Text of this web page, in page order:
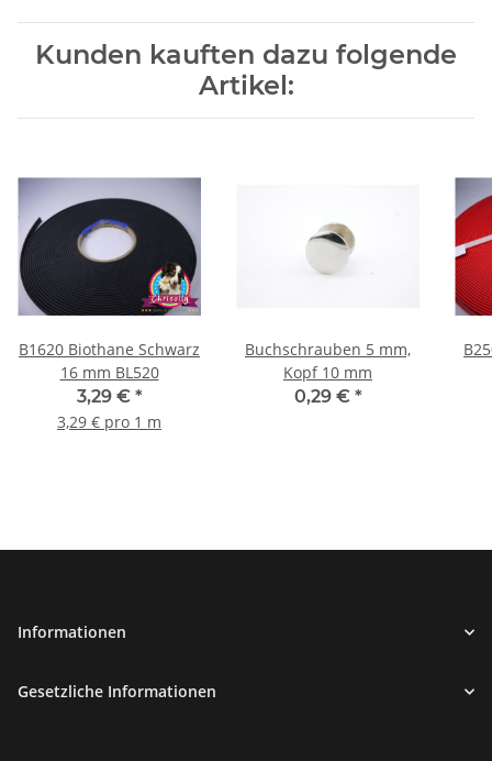
Kunden kauften dazu folgende
Artikel:
B1620 Biothane Schwarz
16 mm BL520
3,29 € *
3,29 € pro 1 m
Buchschrauben 5 mm,
Kopf 10 mm
0,29 € *
Informationen
Gesetzliche Informationen